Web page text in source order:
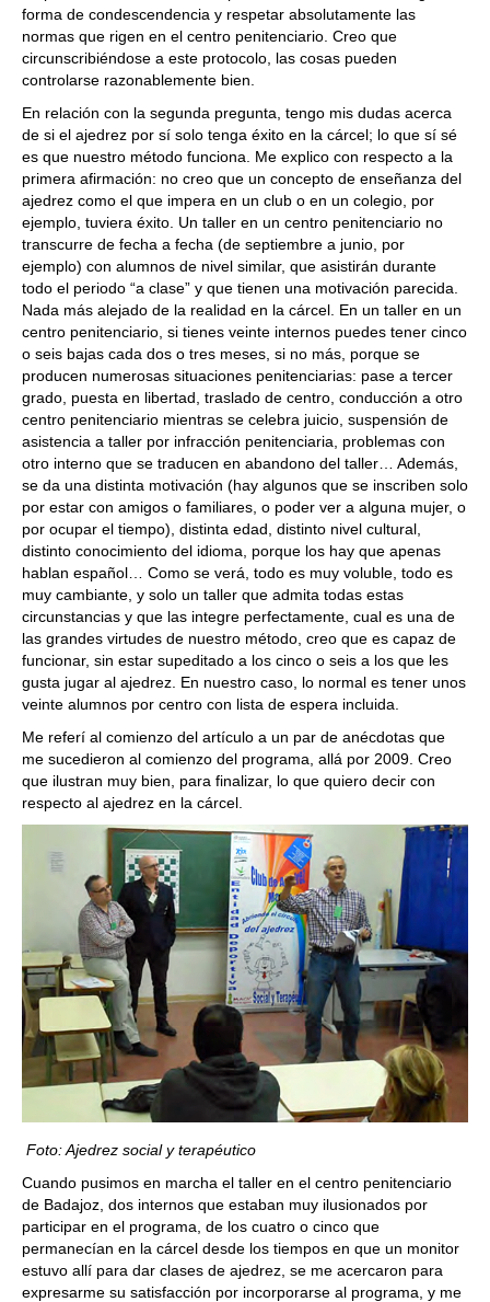
forma de condescendencia y respetar absolutamente las
normas que rigen en el centro penitenciario. Creo que
circunscribiéndose a este protocolo, las cosas pueden
controlarse razonablemente bien.
En relación con la segunda pregunta, tengo mis dudas acerca
de si el ajedrez por sí solo tenga éxito en la cárcel; lo que sí sé
es que nuestro método funciona. Me explico con respecto a la
primera afirmación: no creo que un concepto de enseñanza del
ajedrez como el que impera en un club o en un colegio, por
ejemplo, tuviera éxito. Un taller en un centro penitenciario no
transcurre de fecha a fecha (de septiembre a junio, por
ejemplo) con alumnos de nivel similar, que asistirán durante
todo el periodo “a clase” y que tienen una motivación parecida.
Nada más alejado de la realidad en la cárcel. En un taller en un
centro penitenciario, si tienes veinte internos puedes tener cinco
o seis bajas cada dos o tres meses, si no más, porque se
producen numerosas situaciones penitenciarias: pase a tercer
grado, puesta en libertad, traslado de centro, conducción a otro
centro penitenciario mientras se celebra juicio, suspensión de
asistencia a taller por infracción penitenciaria, problemas con
otro interno que se traducen en abandono del taller… Además,
se da una distinta motivación (hay algunos que se inscriben solo
por estar con amigos o familiares, o poder ver a alguna mujer, o
por ocupar el tiempo), distinta edad, distinto nivel cultural,
distinto conocimiento del idioma, porque los hay que apenas
hablan español… Como se verá, todo es muy voluble, todo es
muy cambiante, y solo un taller que admita todas estas
circunstancias y que las integre perfectamente, cual es una de
las grandes virtudes de nuestro método, creo que es capaz de
funcionar, sin estar supeditado a los cinco o seis a los que les
gusta jugar al ajedrez. En nuestro caso, lo normal es tener unos
veinte alumnos por centro con lista de espera incluida.
Me referí al comienzo del artículo a un par de anécdotas que
me sucedieron al comienzo del programa, allá por 2009. Creo
que ilustran muy bien, para finalizar, lo que quiero decir con
respecto al ajedrez en la cárcel.
Foto: Ajedrez social y terapéutico
Cuando pusimos en marcha el taller en el centro penitenciario
de Badajoz, dos internos que estaban muy ilusionados por
participar en el programa, de los cuatro o cinco que
permanecían en la cárcel desde los tiempos en que un monitor
estuvo allí para dar clases de ajedrez, se me acercaron para
expresarme su satisfacción por incorporarse al programa, y me